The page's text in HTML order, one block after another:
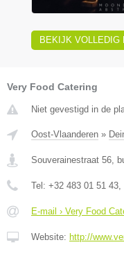
BEKIJK VOLLEDIG
Very Food Catering
Niet gevestigd in de
Oost-Vlaanderen »
Souverainestraat 56,
Tel: +32 483 01 51 43,
E-mail › Very Food
Website: http://